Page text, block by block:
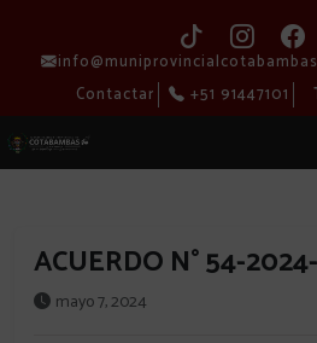
Contactar
+51 91447101
ACUERDO N° 54-
mayo 7, 2024